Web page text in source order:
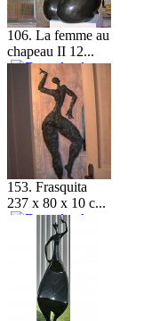
106. La femme au
chapeau II 12...
153. Frasquita
237 x 80 x 10 c...